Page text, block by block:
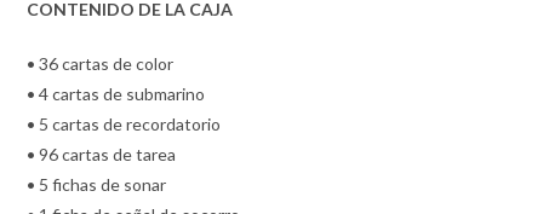
CONTENIDO DE LA CAJA
• 36 cartas de color
• 4 cartas de submarino
• 5 cartas de recordatorio
• 96 cartas de tarea
• 5 fichas de sonar